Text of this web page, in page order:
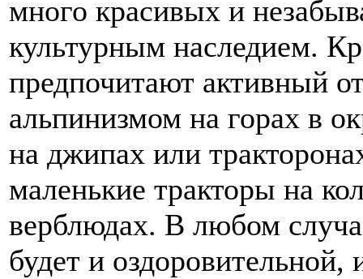
много красивых и
культурным наследием.
предпочитают активный
альпинизмом на горах в
на джипах или
маленькие тракторы на
верблюдах. В любом
будет и